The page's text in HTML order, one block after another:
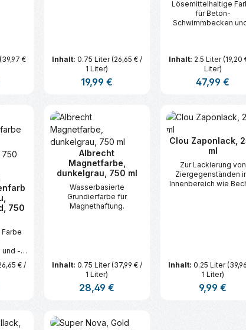
(39,97 €
Gib den gewünschten Wert
Inhalt: 0.75 Liter(26,65 € /
1 Liter)
Regulärer Preis:
19,99 €
Produkt Anzahl: Gib den
Lösemittelhaltige
für Beton-
Schwimmbecken
Inhalt: 2.5 Liter(19,20
Liter)
Regulärer Preis:
47,99 €
Produkt
750
und -
€ /
Gib den gewünschten Wert
Albrecht
Magnetfarbe,
dunkelgrau, 750 ml
Wasserbasierte
Grundierfarbe für
Magnethaftung.
Inhalt: 0.75 Liter(37,99 € /
1 Liter)
Regulärer Preis:
28,49 €
Produkt Anzahl: Gib den
Clou Zaponlack,
ml
Zur Lackierung von
Ziergegenständen
Innenbereich wie
Inhalt:0.25 Liter
1 Liter)
Regulärer
9,99 €